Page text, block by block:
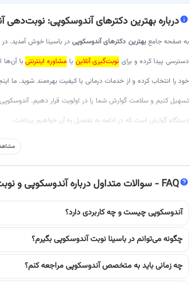
دربارهبهترین دکترهای آندوسکوپی: نوبت‌دهی
به صفحه جامعبهترین دکترهای آندوسکوپیدر باسینا خوش آمدید.
دسترسی پیدا کرده و برای نوبت‌گیری آنلاین یا مشاوره اینترنتیبا آن‌ها
خود را انتخاب کرده و از خدمات درمانی با کیفیت بهره‌مند شوید. ما
تسهیل کنیم و سلامت گوارش شما را در اولویت قرار دهیم.
دستگاه گوارش است که در ادامه به تفصیل به آن خواهیم پرداخت.
آندوسکوپی یک روش تشخیصی و درمانی مهم است که به پزشکان
کنند. این روش برای تشخیص دقیق بیماری‌های مختلفی از جمله
برای برخی از این شرایط مانند برداشتن پولیپ یا توقف خونریزی
آندوسکوپی، فرآیند تشخیص و درمان را برای شما آسان‌تر می‌کند.
چرا انتخاب بهترین دکتر آندوسکوپی اهمیت دارد؟
انتخاب یکمتخصص آندوسکوپی مجرب و ماهر، نقشی حیاتی و
استفاده از تکنیک‌های پیشرفته، تجهیزات مدرن و دانش به‌روز، فرآیند
FAQ - سوالات متداول درباره آندوسکوپی و
آندوسکوپی چیست و چه کاربردی دارد؟
چگونه می‌توانم در باسینا نوبت آندوسکوپی بگیرم؟
چه زمانی باید به متخصص آندوسکوپی مراجعه کنم؟